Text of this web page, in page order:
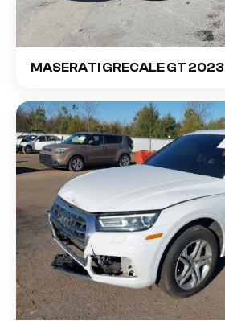
MASERATI GRECALE GT 2023